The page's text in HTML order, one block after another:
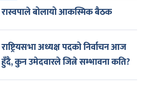
रास्वपाले बोलायो आकस्मिक बैठक
राष्ट्रियसभा अध्यक्ष पदको निर्वाचन आज
हुँदै, कुन उमेदवारले जित्ने सम्भावना कति?